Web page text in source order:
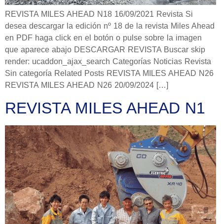
REVISTA MILES AHEAD N18 16/09/2021 Revista Si
desea descargar la edición nº 18 de la revista Miles Ahead
en PDF haga click en el botón o pulse sobre la imagen
que aparece abajo DESCARGAR REVISTA Buscar skip
render: ucaddon_ajax_search Categorías Noticias Revista
Sin categoría Related Posts REVISTA MILES AHEAD N26
REVISTA MILES AHEAD N26 20/09/2024 […]
REVISTA MILES AHEAD N1